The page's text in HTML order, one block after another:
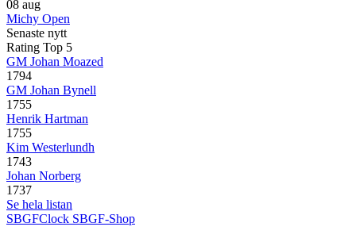
08 aug
Michy Open
Senaste nytt
Rating Top 5
GM Johan Moazed
1794
GM Johan Bynell
1755
Henrik Hartman
1755
Kim Westerlundh
1743
Johan Norberg
1737
Se hela listan
SBGFClock SBGF-Shop